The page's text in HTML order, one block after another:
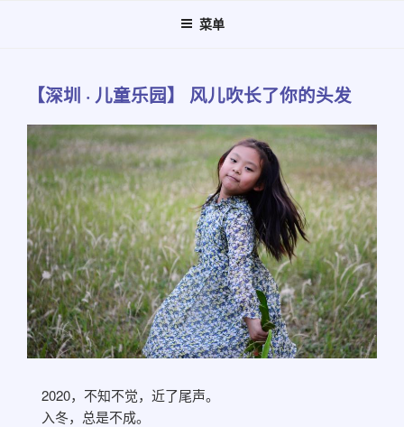
菜单
【深圳 · 儿童乐园】 风儿吹长了你的头发
2020，不知不觉，近了尾声。
入冬，总是不成。